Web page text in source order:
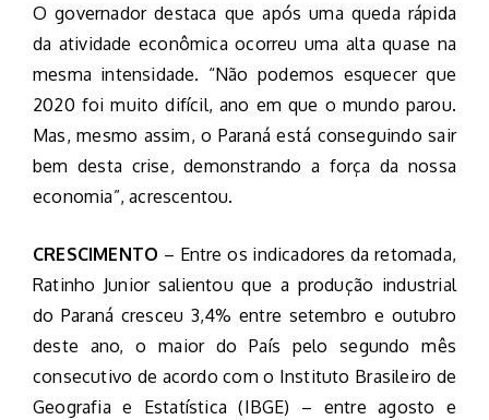
O governador destaca que após uma queda rápida
da atividade econômica ocorreu uma alta quase na
mesma intensidade. “Não podemos esquecer que
2020 foi muito difícil, ano em que o mundo parou.
Mas, mesmo assim, o Paraná está conseguindo sair
bem desta crise, demonstrando a força da nossa
economia”, acrescentou.
CRESCIMENTO – Entre os indicadores da retomada,
Ratinho Junior salientou que a produção industrial
do Paraná cresceu 3,4% entre setembro e outubro
deste ano, o maior do País pelo segundo mês
consecutivo de acordo com o Instituto Brasileiro de
Geografia e Estatística (IBGE) – entre agosto e